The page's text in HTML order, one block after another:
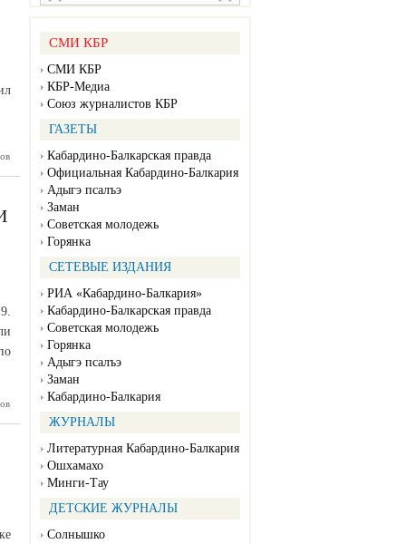
СМИ КБР
СМИ КБР
КБР-Медиа
Союз журналистов КБР
ГАЗЕТЫ
Кабардино-Балкарская правда
Официальная Кабардино-Балкария
Адыгэ псалъэ
Заман
Советская молодежь
Горянка
СЕТЕВЫЕ ИЗДАНИЯ
РИА «Кабардино-Балкария»
Кабардино-Балкарская правда
Советская молодежь
Горянка
Адыгэ псалъэ
Заман
Кабардино-Балкария
ЖУРНАЛЫ
Литературная Кабардино-Балкария
Ошхамахо
Минги-Тау
ДЕТСКИЕ ЖУРНАЛЫ
Солнышко
Коков
в